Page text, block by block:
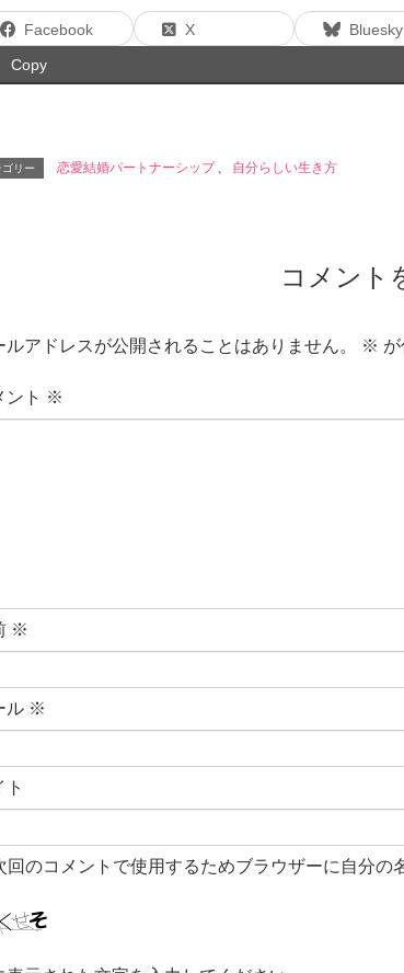
Facebook X Bluesky
Copy
ゴリー 恋愛結婚パートナーシップ 自分らしい生き方
コメント
ルアドレスが公開されることはありません。 ※
ント ※
※
ル ※
ト
回のコメントで使用するためブラウザーに自分の